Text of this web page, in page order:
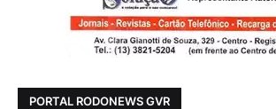
PORTAL RODONEWS GVR